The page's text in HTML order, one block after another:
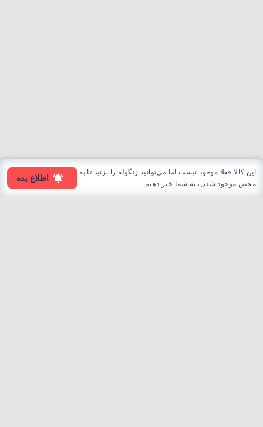
این کالا فعلا موجود نیست اما می‌توانید زنگوله را بزنید تا به
محض موجود شدن، به شما خبر دهیم.
اطلاع بده